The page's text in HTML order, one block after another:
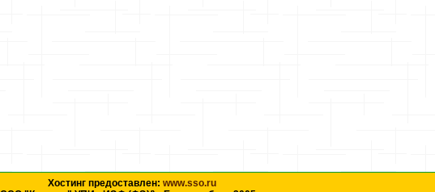
Хостинг предоставлен: www.sso.ru